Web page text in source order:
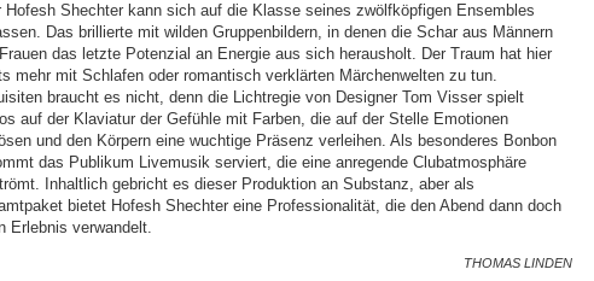
Hofesh Shechter kann sich auf die Klasse seines zwölfköpfigen Ensembles
Das brillierte mit wilden Gruppenbildern, in denen die Schar aus Männern
das letzte Potenzial an Energie aus sich herausholt. Der Traum hat hier
mehr mit Schlafen oder romantisch verklärten Märchenwelten zu tun.
braucht es nicht, denn die Lichtregie von Designer Tom Visser spielt
auf der Klaviatur der Gefühle mit Farben, die auf der Stelle Emotionen
und den Körpern eine wuchtige Präsenz verleihen. Als besonderes Bonbon
das Publikum Livemusik serviert, die eine anregende Clubatmosphäre
Inhaltlich gebricht es dieser Produktion an Substanz, aber als
bietet Hofesh Shechter eine Professionalität, die den Abend dann doch
Erlebnis verwandelt.
THOMAS LINDEN